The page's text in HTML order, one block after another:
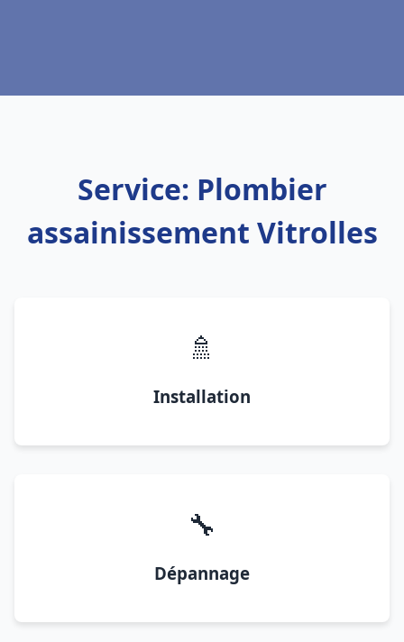
Service: Plombier
assainissement Vitrolles
🚿
Installation
🔧
Dépannage